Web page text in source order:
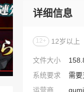
详细信息
12+ 12岁以上
文件大小
系统要求
需
运营商